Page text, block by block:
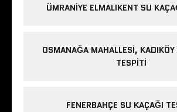
ÜMRANIYE ELMALIKENT SU
OSMANAĞA MAHALLESI,
TESPITI
FENERBAHÇE SU KAÇAĞI